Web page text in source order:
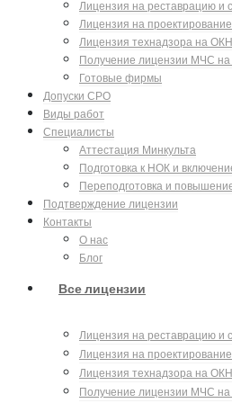
Лицензия на реставрацию и
Лицензия на проектирование
Лицензия технадзора на ОКН
Получение лицензии МЧС на
Готовые фирмы
Допуски СРО
Виды работ
Специалисты
Аттестация Минкульта
Подготовка к НОК и
Переподготовка и
Подтверждение лицензии
Контакты
О нас
Блог
Все лицензии
Лицензия на реставрацию и
Лицензия на проектирование
Лицензия технадзора на ОКН
Получение лицензии МЧС на